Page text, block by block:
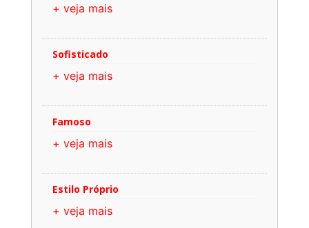
+ veja mais
Sofisticado
+ veja mais
Famoso
+ veja mais
Estilo Próprio
+ veja mais